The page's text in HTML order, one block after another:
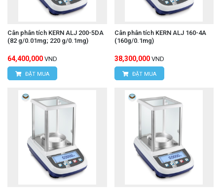
Cân phân tích KERN ALJ 200-5DA
(82 g/0.01mg; 220 g/0.1mg)
64,400,000 VND
ĐẶT MUA
Cân phân tích KERN ALJ 160-4A
(160g/0.1mg)
38,300,000 VND
ĐẶT MUA